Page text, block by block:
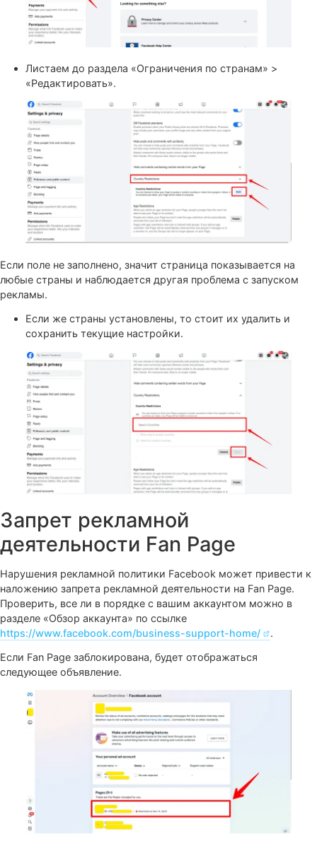
Выбираем «Подписчики и общедоступный
Листаем до раздела «Ограничения по странам» >
«Редактировать».
Если поле не заполнено, значит страница показывается
любые страны и наблюдается другая проблема с
рекламы.
Если же страны установлены, то стоит их удалить
сохранить текущие настройки.